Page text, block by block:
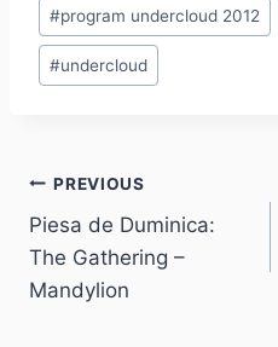
#program undercloud 2012
#undercloud
Post
navigation
PREVIOUS
Piesa de Duminica:
The Gathering –
Mandylion